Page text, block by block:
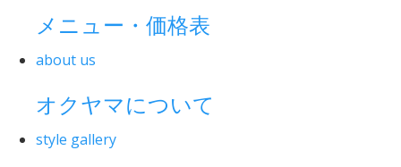
メニュー・価格表
about us
オクヤマについて
style gallery